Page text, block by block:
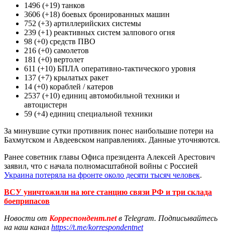
1496 (+19) танков
3606 (+18) боевых бронированных машин
752 (+3) артиллерийских системы
239 (+1) реактивных систем залпового огня
98 (+0) средств ПВО
216 (+0) самолетов
181 (+0) вертолет
611 (+10) БПЛА оперативно-тактического уровня
137 (+7) крылатых ракет
14 (+0) кораблей / катеров
2537 (+10) единиц автомобильной техники и
автоцистерн
59 (+4) единиц специальной техники
За минувшие сутки противник понес наибольшие потери на
Бахмутском и Авдеевском направлениях. Данные уточняются.
Ранее советник главы Офиса президента Алексей Арестович
заявил, что с начала полномасштабной войны с Россией
Украина потеряла на фронте около десяти тысяч человек.
ВСУ уничтожили на юге станцию связи РФ и три склада
боеприпасов
Новости от Корреспондент.netв Telegram. Подписывайтесь
на наш канал https://t.me/korrespondentnet